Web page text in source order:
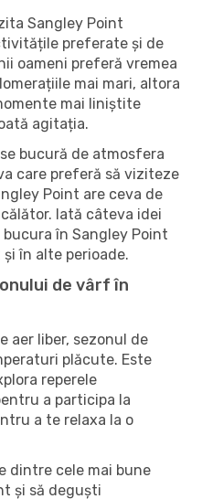
Sangley Point
preferate și de
oameni preferă vremea
mai mari, altora
mai liniștite
agitația.
bucură de atmosfera
care preferă să viziteze
Point are ceva de
Iată câteva idei
în Sangley Point
în alte perioade.
de vârf în
aer liber, sezonul de
plăcute. Este
reperele
a participa la
a te relaxa la o
dintre cele mai bune
și să deguști